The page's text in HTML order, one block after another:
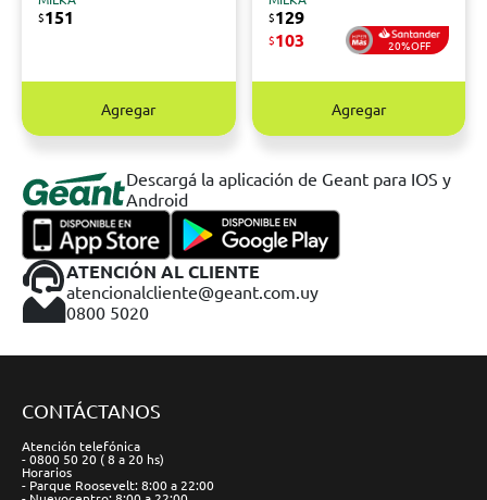
$151
Agregar
$129
$103 20%OFF
Agregar
Descargá la aplicación de Geant para IOS y
Android
ATENCIÓN AL CLIENTE
atencionalcliente@geant.com.uy
0800 5020
CONTÁCTANOS
Atención telefónica
- 0800 50 20 ( 8 a 20 hs)
Horarios
- Parque Roosevelt: 8:00 a 22:00